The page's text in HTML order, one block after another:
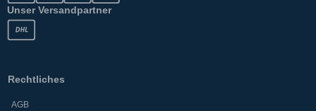
Unser Versandpartner
Rechtliches
AGB